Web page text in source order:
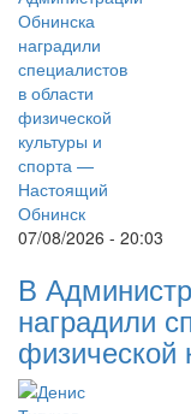
07/08/2026 - 20:03
В
наградили
физической